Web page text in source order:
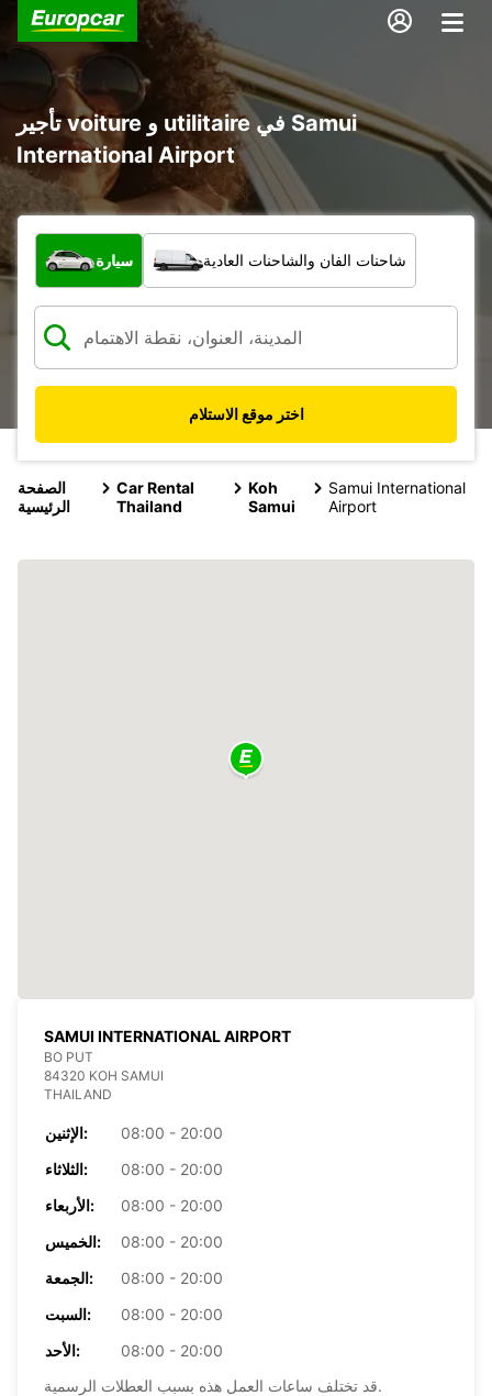
تأجير voiture و utilitaire في Samui
International Airport
ما نوع المركبة؟
سيارة شاحنات الفان والشاحنات العادية
اختر موقع الاستلام
الصفحة
الرئيسية
Car Rental
Thailand
Koh
Samui
Samui International
Airport
SAMUI INTERNATIONAL AIRPORT
BO PUT
84320 KOH SAMUI
THAILAND
الإثنين:
08:00 - 20:00
الثلاثاء:
08:00 - 20:00
الأربعاء:
08:00 - 20:00
الخميس:
08:00 - 20:00
الجمعة:
08:00 - 20:00
السبت:
08:00 - 20:00
الأحد:
08:00 - 20:00
قد تختلف ساعات العمل هذه بسبب العطلات الرسمية.